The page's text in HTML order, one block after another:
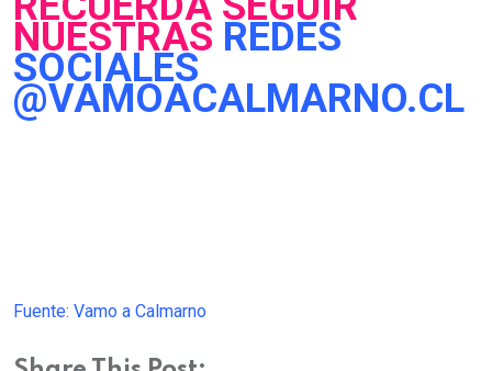
NUESTRAS REDES
SOCIALES
@VAMOACALMARNO.CL
Fuente: Vamo a Calmarno